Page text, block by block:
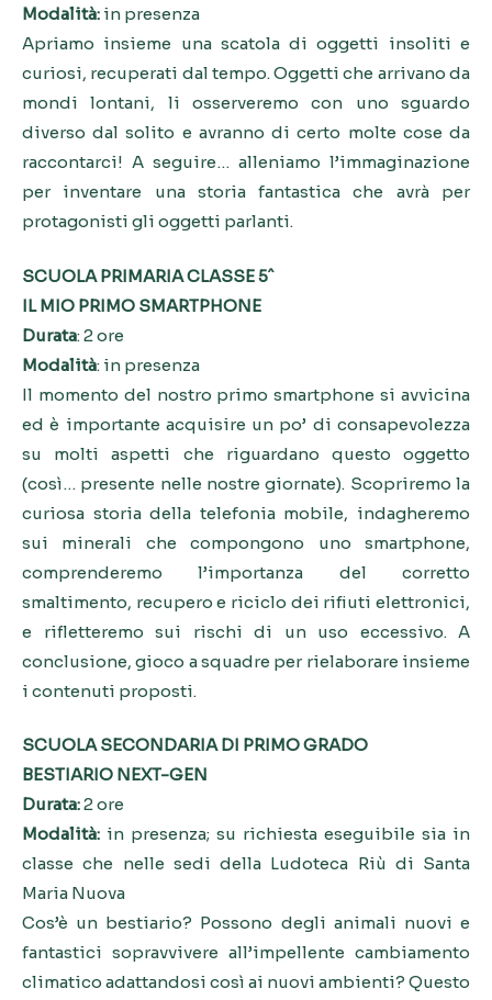
Modalità: in presenza
Apriamo insieme una scatola di oggetti insoliti e
curiosi, recuperati dal tempo. Oggetti che arrivano da
mondi lontani, li osserveremo con uno sguardo
diverso dal solito e avranno di certo molte cose da
raccontarci! A seguire… alleniamo l’immaginazione
per inventare una storia fantastica che avrà per
protagonisti gli oggetti parlanti.
SCUOLA PRIMARIA CLASSE 5ˆ
IL MIO PRIMO SMARTPHONE
Durata: 2 ore
Modalità: in presenza
Il momento del nostro primo smartphone si avvicina
ed è importante acquisire un po’ di consapevolezza
su molti aspetti che riguardano questo oggetto
(così… presente nelle nostre giornate). Scopriremo la
curiosa storia della telefonia mobile, indagheremo
sui minerali che compongono uno smartphone,
comprenderemo l’importanza del corretto
smaltimento, recupero e riciclo dei rifiuti elettronici,
e rifletteremo sui rischi di un uso eccessivo. A
conclusione, gioco a squadre per rielaborare insieme
i contenuti proposti.
SCUOLA SECONDARIA DI PRIMO GRADO
BESTIARIO NEXT-GEN
Durata:2 ore
Modalità: in presenza; su richiesta eseguibile sia in
classe che nelle sedi della Ludoteca Riù di Santa
Maria Nuova
Cos’è un bestiario? Possono degli animali nuovi e
fantastici sopravvivere all’impellente cambiamento
climatico adattandosi così ai nuovi ambienti? Questo